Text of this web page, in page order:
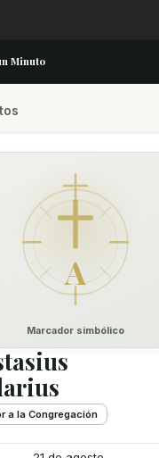
Minuto
A
Marcador simbólico
a la Congregación